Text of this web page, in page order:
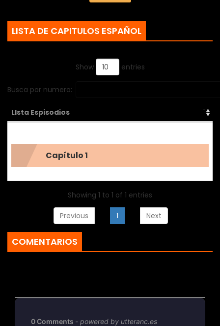
LISTA DE CAPITULOS ESPAÑOL
Show entries
Busca por numero:
LIsta Espisodios
Capítulo 1
Showing 1 to 1 of 1 entries
Previous 1 Next
COMENTARIOS